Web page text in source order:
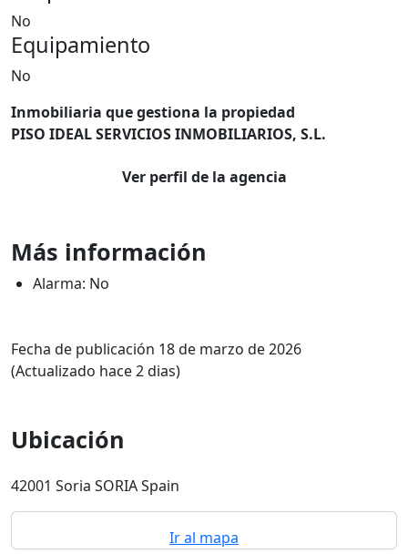
No
Equipamiento
No
Inmobiliaria que gestiona la propiedad
PISO IDEAL SERVICIOS INMOBILIARIOS, S.L.
Ver perfil de la agencia
Más información
Alarma: No
Fecha de publicación 18 de marzo de 2026
(Actualizado hace 2 dias)
Ubicación
42001 Soria SORIA Spain
Ir al mapa